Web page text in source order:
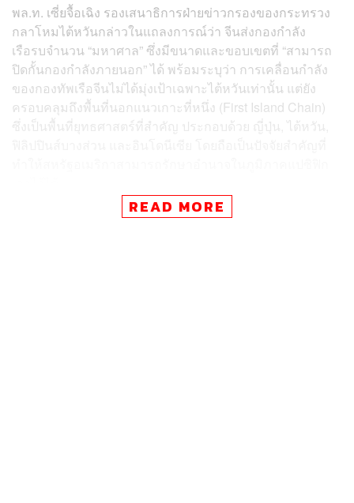
พล.ท. เซี่ยจื้อเฉิง รองเสนาธิการฝ่ายข่าวกรองของกระทรวง
กลาโหมไต้หวันกล่าวในแถลงการณ์ว่า จีนส่งกองกำลัง
เรือรบจำนวน “มหาศาล” ซึ่งมีขนาดและขอบเขตที่ “สามารถ
ปิดกั้นกองกำลังภายนอก” ได้ พร้อมระบุว่า การเคลื่อนกำลัง
ของกองทัพเรือจีนไม่ได้มุ่งเป้าเฉพาะไต้หวันเท่านั้น แต่ยัง
ครอบคลุมถึงพื้นที่นอกแนวเกาะที่หนึ่ง (First Island Chain)
ซึ่งเป็นพื้นที่ยุทธศาสตร์ที่สำคัญ ประกอบด้วย ญี่ปุ่น, ไต้หวัน,
การที่จีนสามารถสกัดกั้นกองกำลังภายนอกจากการเข้าสู่
READ MORE